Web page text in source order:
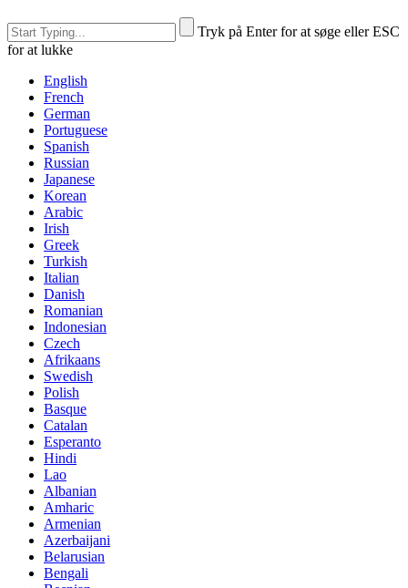
Tryk på Enter for at søge eller ESC
for at lukke
English
French
German
Portuguese
Spanish
Russian
Japanese
Korean
Arabic
Irish
Greek
Turkish
Italian
Danish
Romanian
Indonesian
Czech
Afrikaans
Swedish
Polish
Basque
Catalan
Esperanto
Hindi
Lao
Albanian
Amharic
Armenian
Azerbaijani
Belarusian
Bengali